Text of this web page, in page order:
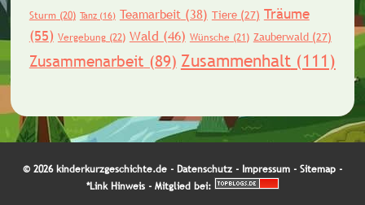
Sturm(20) Tanz(16) Teamarbeit(38) Tiere(27) Träume
(55) Vergebung(22) Wald (46) Wünsche (21) Zauberwald(27)
Zusammenarbeit (89) Zusammenhalt(111)
© 2026 kinderkurzgeschichte.de - Datenschutz - Impressum - Sitemap -
*Link Hinweis- Mitglied bei: